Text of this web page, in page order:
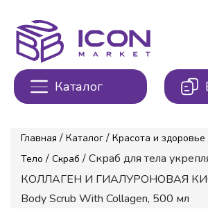
Каталог
Главная / Каталог / Красота и здоровье
Тело / Скраб / Скраб для тела
КОЛЛАГЕН И ГИАЛУРОНОВАЯ
Body Scrub With Collagen, 500 мл